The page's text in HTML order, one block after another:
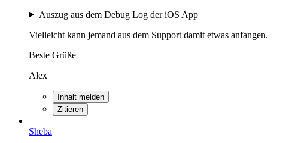
Auszug aus dem Debug Log der iOS App
Vielleicht kann jemand aus dem Support damit etwas anfangen.
Beste Grüße
Alex
Inhalt melden
Zitieren
Sheba